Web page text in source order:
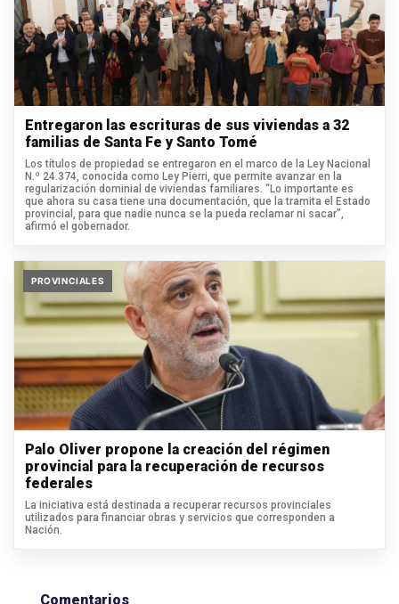
Entregaron las escrituras de sus viviendas a 32
familias de Santa Fe y Santo Tomé
Los títulos de propiedad se entregaron en el marco de la Ley Nacional
N.º 24.374, conocida como Ley Pierri, que permite avanzar en la
regularización dominial de viviendas familiares. “Lo importante es
que ahora su casa tiene una documentación, que la tramita el Estado
provincial, para que nadie nunca se la pueda reclamar ni sacar”,
afirmó el gobernador.
PROVINCIALES
Palo Oliver propone la creación del régimen
provincial para la recuperación de recursos
federales
La iniciativa está destinada a recuperar recursos provinciales
utilizados para financiar obras y servicios que corresponden a
Nación.
Comentarios